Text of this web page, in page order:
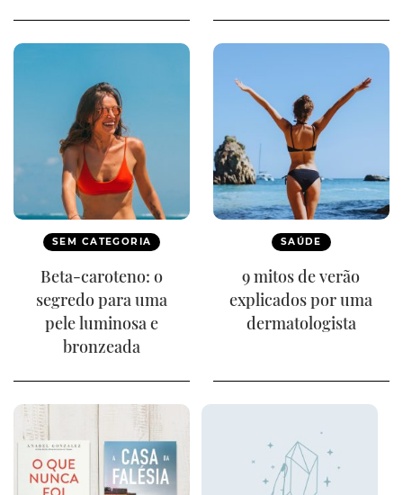
SEM CATEGORIA
Beta-caroteno: o
segredo para uma
pele luminosa e
bronzeada
SAÚDE
9 mitos de verão
explicados por uma
dermatologista